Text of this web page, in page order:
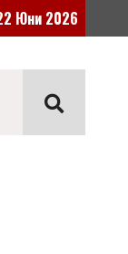
Юни 2026